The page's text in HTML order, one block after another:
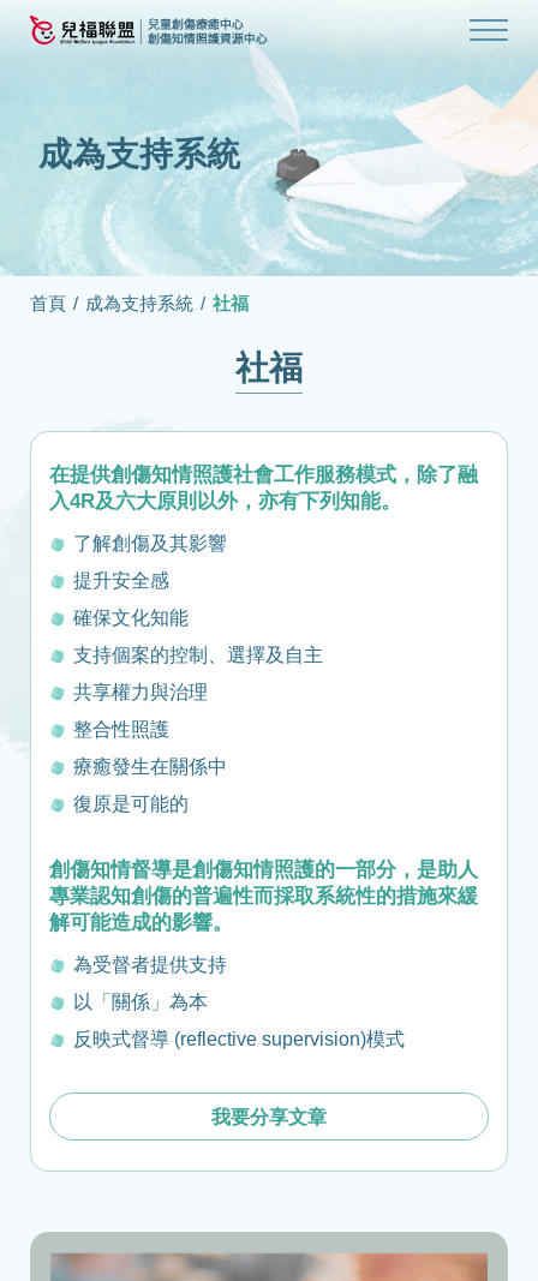
成為支持系統
首頁 / 成為支持系統 / 社福
社福
在提供創傷知情照護社會工作服務模式，除了融
入4R及六大原則以外，亦有下列知能。
了解創傷及其影響
提升安全感
確保文化知能
支持個案的控制、選擇及自主
共享權力與治理
整合性照護
療癒發生在關係中
復原是可能的
創傷知情督導是創傷知情照護的一部分，是助人
專業認知創傷的普遍性而採取系統性的措施來緩
解可能造成的影響。
為受督者提供支持
以「關係」為本
反映式督導 (reflective supervision)模式
我要分享文章